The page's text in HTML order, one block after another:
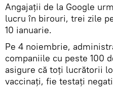
Angajații de la Google
lucru în birouri, trei zile
10 ianuarie.
Pe 4 noiembrie,
companiile cu peste 100
asigure că toţi lucrătorii
vaccinaţi, fie testaţi